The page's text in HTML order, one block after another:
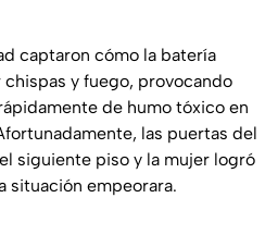
captaron cómo la batería
y fuego, provocando
de humo tóxico en
las puertas del
siguiente piso y la mujer logró
situación empeorara.